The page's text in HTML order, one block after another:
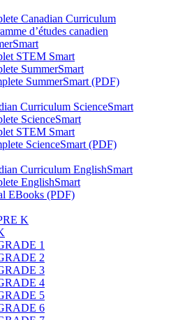
Canadian Curriculum
d’études canadien
STEM Smart
SummerSmart
SummerSmart (PDF)
Curriculum ScienceSmart
ScienceSmart
STEM Smart
ScienceSmart (PDF)
Curriculum EnglishSmart
EnglishSmart
EBooks (PDF)
K
1
2
3
4
5
6